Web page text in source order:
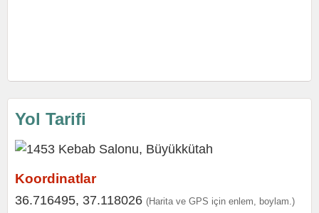
Yol Tarifi
Koordinatlar
36.716495, 37.118026 (Harita ve GPS için enlem, boylam.)